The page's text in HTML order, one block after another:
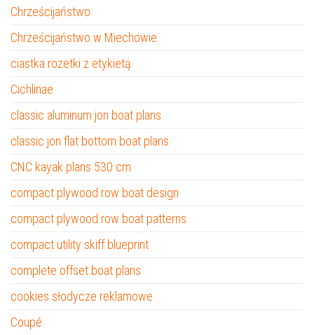
Chrześcijaństwo
Chrześcijaństwo w Miechowie
ciastka rozetki z etykietą
Cichlinae
classic aluminum jon boat plans
classic jon flat bottom boat plans
CNC kayak plans 530 cm
compact plywood row boat design
compact plywood row boat patterns
compact utility skiff blueprint
complete offset boat plans
cookies słodycze reklamowe
Coupé